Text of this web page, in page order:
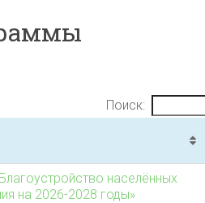
Поиск:
населённых
на 2026-2028 годы»